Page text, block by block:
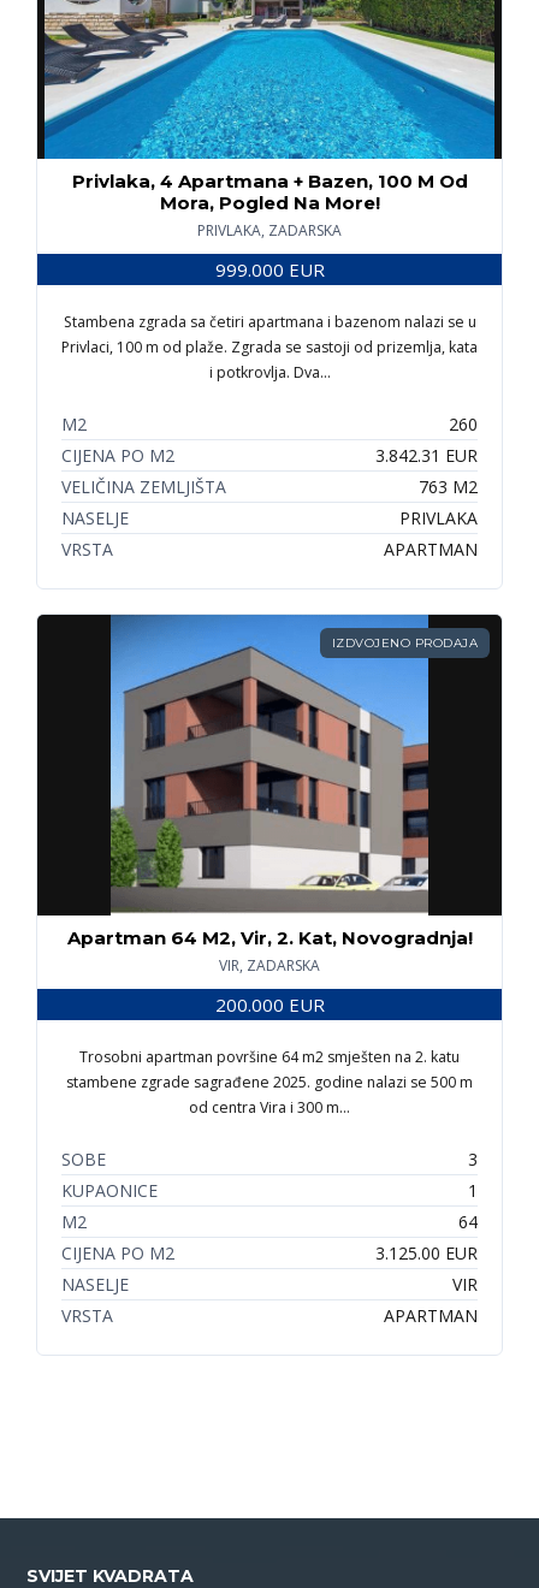
Privlaka, 4 Apartmana + Bazen, 100 M Od
Mora, Pogled Na More!
PRIVLAKA, ZADARSKA
999.000 EUR
Stambena zgrada sa četiri apartmana i bazenom nalazi se u
Privlaci, 100 m od plaže. Zgrada se sastoji od prizemlja, kata
i potkrovlja. Dva…
M2
260
CIJENA PO M2
3.842.31 EUR
VELIČINA ZEMLJIŠTA
763 M2
NASELJE
PRIVLAKA
VRSTA
APARTMAN
IZDVOJENO PRODAJA
Apartman 64 M2, Vir, 2. Kat, Novogradnja!
VIR, ZADARSKA
200.000 EUR
Trosobni apartman površine 64 m2 smješten na 2. katu
stambene zgrade sagrađene 2025. godine nalazi se 500 m
od centra Vira i 300 m…
SOBE
3
KUPAONICE
1
M2
64
CIJENA PO M2
3.125.00 EUR
NASELJE
VIR
VRSTA
APARTMAN
SVIJET KVADRATA